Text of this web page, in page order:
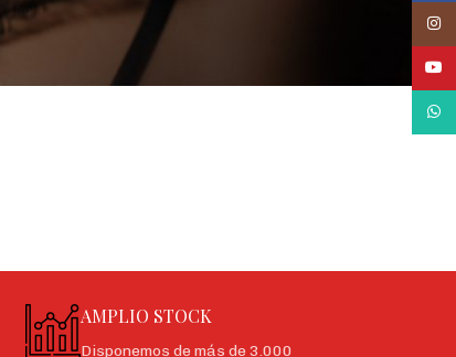
AMPLIO STOCK
Disponemos de más de 3.000